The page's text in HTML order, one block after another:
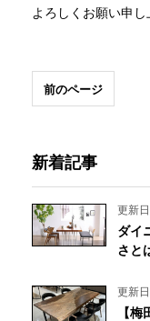
よろしくお願い申し
前のページ
新着記事
更新
ダイ
さと
更新
【